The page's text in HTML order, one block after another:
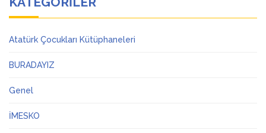
Atatürk Çocukları Kütüphaneleri
BURADAYIZ
Genel
İMESKO